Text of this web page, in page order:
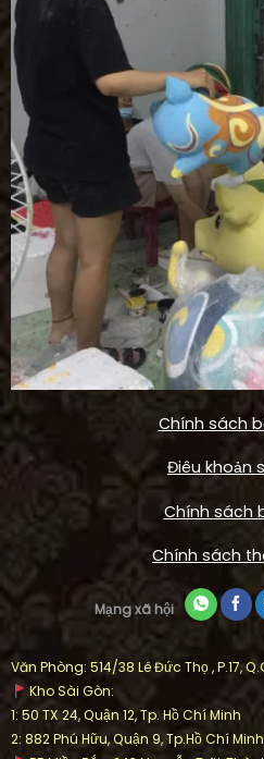
Chính sách
Điêu khoản
Chính sách
Chính sách
Mạng xã hội
Văn Phòng: 514/38 Lê Đức Thọ , P.17,
Kho Sài Gòn:
1: 50 TX 24, Quận 12, Tp. Hồ Chí Minh
2: 882 Phú Hữu, Quận 9, Tp.Hồ Chí Minh